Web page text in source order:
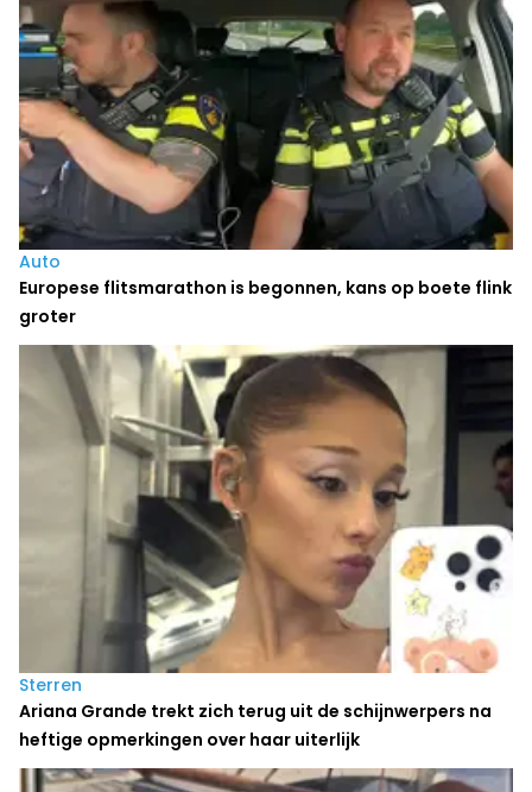
Auto
Europese flitsmarathon is begonnen, kans op boete flink
groter
Sterren
Ariana Grande trekt zich terug uit de schijnwerpers na
heftige opmerkingen over haar uiterlijk